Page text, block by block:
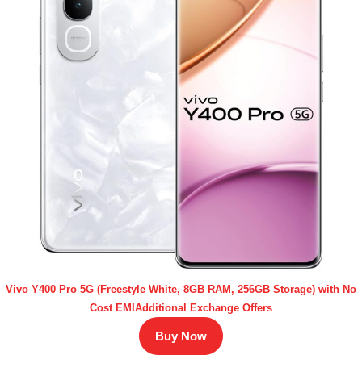
Vivo Y400 Pro 5G (Freestyle White, 8GB RAM, 256GB Storage) with No
Cost EMIAdditional Exchange Offers
Buy Now